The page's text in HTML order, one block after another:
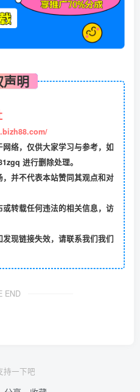
声明
络，仅供大家学习与参考，如
进行删除处理。
并不代表本站赞同其观点和对
转载任何违法的相关信息，访
现链接失效，请联系我们我们
END
持一下吧